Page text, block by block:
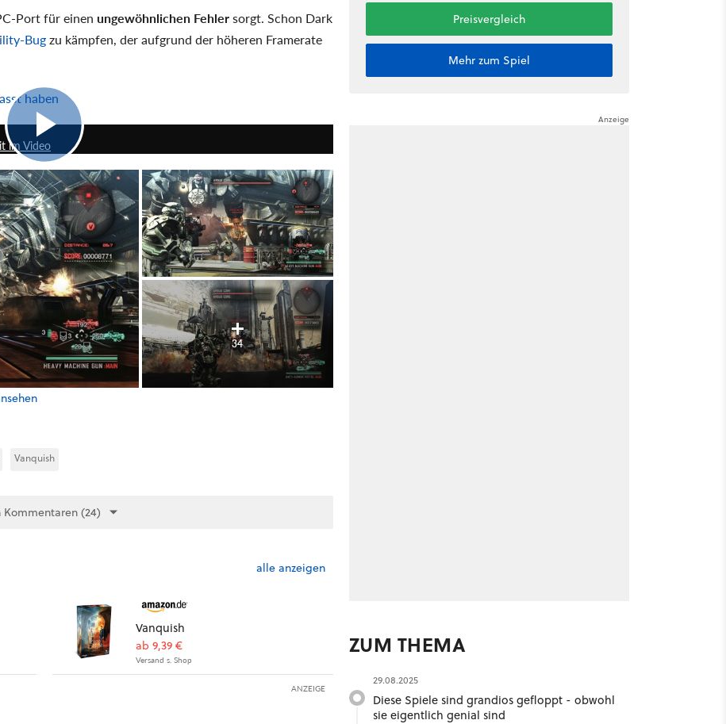
Port für einen ungewöhnlichen Fehlersorgt. Schon Dark
Bugzu kämpfen, der aufgrund der höheren Framerate
haben
im Video
34
Vanquish
Kommentaren (24)
alle anzeigen
Vanquish
ab 9,39 €
Versand s. Shop
ANZEIGE
Preisvergleich
Mehr zum Spiel
ZUM THEMA
29.08.2025
Diese Spiele sind grandios gefloppt - obwohl
sie eigentlich genial sind